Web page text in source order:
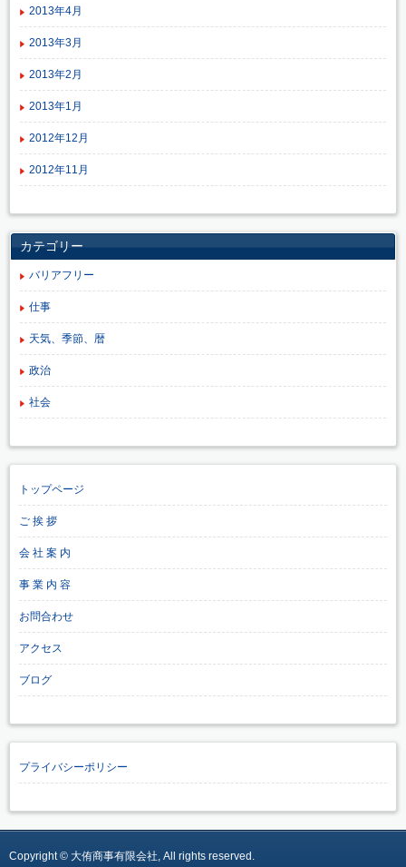
2013年4月
2013年3月
2013年2月
2013年1月
2012年12月
2012年11月
カテゴリー
バリアフリー
仕事
天気、季節、暦
政治
社会
トップページ
ご 挨 拶
会 社 案 内
事 業 内 容
お問合わせ
アクセス
ブログ
プライバシーポリシー
Copyright © 大侑商事有限会社, All rights reserved.